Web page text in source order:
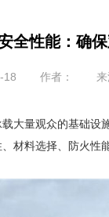
全性能：确
18 作者： 来
大量观众的基础
材料选择、防火性